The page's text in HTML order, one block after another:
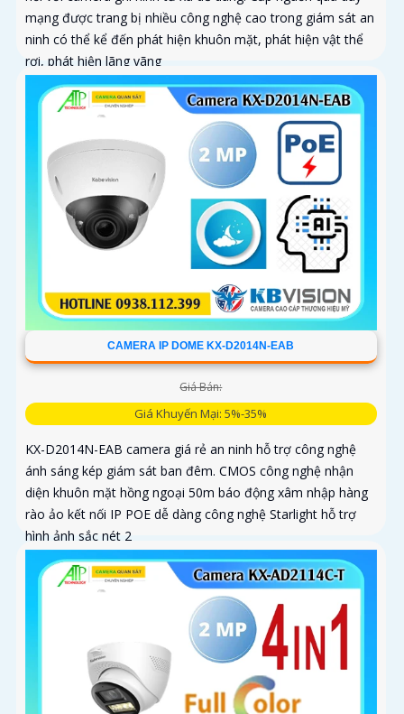
mạng được trang bị nhiều công nghệ cao trong giám sát an
ninh có thể kể đến phát hiện khuôn mặt, phát hiện vật thể
rơi, phát hiện lãng vãng
CAMERA IP DOME KX-D2014N-EAB
Giá Bán:
Giá Khuyến Mại: 5%-35%
KX-D2014N-EAB camera giá rẻ an ninh hỗ trợ công nghệ
ánh sáng kép giám sát ban đêm. CMOS công nghệ nhận
diện khuôn mặt hồng ngoại 50m báo động xâm nhập hàng
rào ảo kết nối IP POE dễ dàng công nghệ Starlight hỗ trợ
hình ảnh sắc nét 2